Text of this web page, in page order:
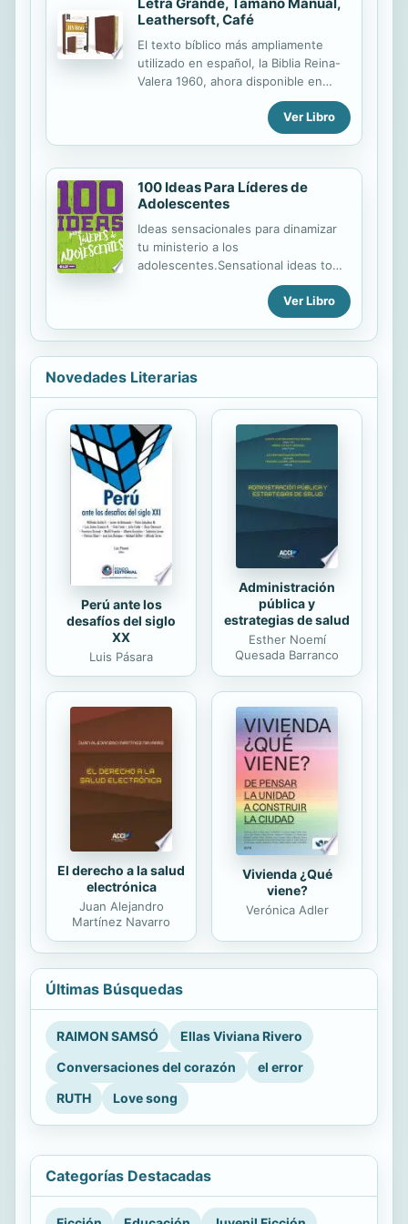
momento cuando el culto al Señor
Comenzando como testigo solitario
del Dios viviente el rústico Elías
deberá atravesar por las lecciones
de la dependencia de Dios, la
obediencia, la fe y las dificultades
que le catapultan ...
Leathersoft, Café
El texto bíblico más ampliamente
utilizado en español, la Biblia Reina-
Valera 1960, ahora disponible en
letra grande, con la innovadora
tipografía Comfort Print 10, y una
serie de herramientas para el estudio
color (Leathersoft).
Ver Libro
100 Ideas Para Líderes de
Adolescentes
Ideas sensacionales para dinamizar
tu ministerio a los
adolescentes.Sensational ideas to
energize your teens ministry.
Ver Libro
Novedades Literarias
Perú ante los
desafíos del siglo
XX
Luis Pásara
Administración
pública y
estrategias de salud
Esther Noemí
Quesada Barranco
El derecho a la salud
electrónica
Juan Alejandro
Martínez Navarro
Vivienda ¿Qué
viene?
Verónica Adler
Últimas Búsquedas
RAIMON SAMSÓ
Ellas Viviana Rivero
Conversaciones del corazón
el error
RUTH
Love song
Categorías Destacadas